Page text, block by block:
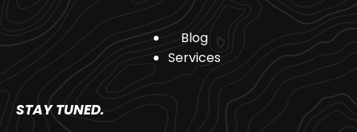
Blog
Services
STAY TUNED.